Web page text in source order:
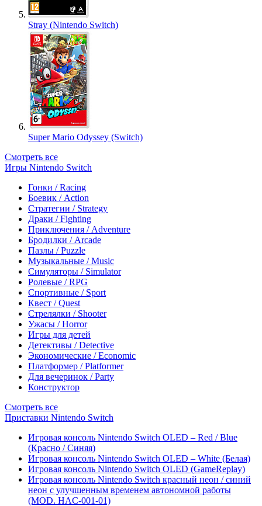
Stray (Nintendo Switch)
Super Mario Odyssey (Switch)
Смотреть все
Игры Nintendo Switch
Гонки / Racing
Боевик / Action
Стратегии / Strategy
Драки / Fighting
Приключения / Adventure
Бродилки / Arcade
Пазлы / Puzzle
Музыкальные / Music
Симуляторы / Simulator
Ролевые / RPG
Спортивные / Sport
Квест / Quest
Стрелялки / Shooter
Ужасы / Horror
Игры для детей
Детективы / Detective
Экономические / Economic
Платформер / Platformer
Для вечеринок / Party
Конструктор
Смотреть все
Приставки Nintendo Switch
Игровая консоль Nintendo Switch OLED – Red / Blue
(Красно / Синяя)
Игровая консоль Nintendo Switch OLED – White (Белая)
Игровая консоль Nintendo Switch OLED (GameReplay)
Игровая консоль Nintendo Switch красный неон / синий
неон с улучшенным временем автономной работы
(MOD. HAC-001-01)